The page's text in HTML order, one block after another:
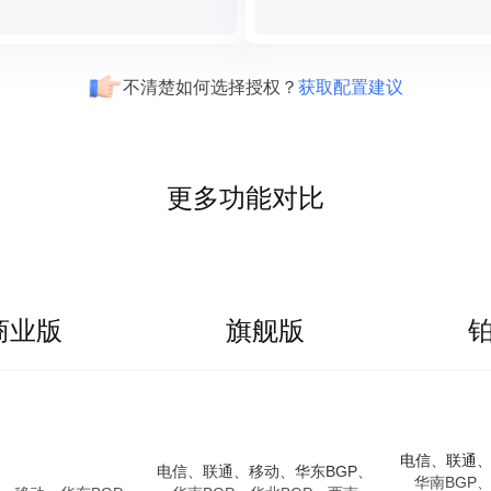
不清楚如何选择授权？ 获取配置建议
更多功能对比
业版 旗舰版
电信、联通、移动、华东BGP、
电信、联通
华南BGP